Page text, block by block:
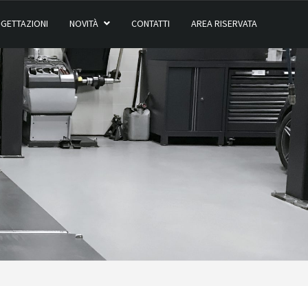
NOVITÀ CONTATTI AREA RISERVATA